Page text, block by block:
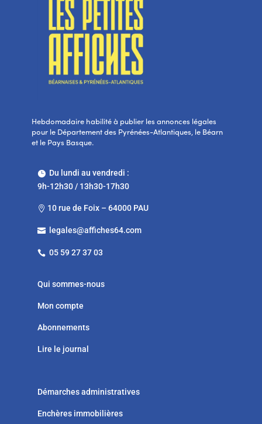
Hebdomadaire habilité à publier les annonces légales
pour le Département des Pyrénées-Atlantiques, le Béarn
et le Pays Basque.
Du lundi au vendredi :
9h-12h30 / 13h30-17h30
 10 rue de Foix – 64000 PAU
 legales@affiches64.com
 05 59 27 37 03
Qui sommes-nous
Mon compte
Abonnements
Lire le journal
Démarches administratives
Enchères immobilières